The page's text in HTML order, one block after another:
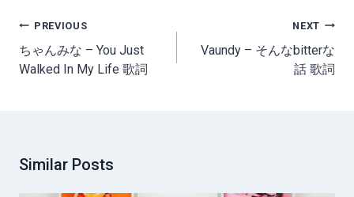
Post
navigation
PREVIOUS
ちゃんみな – You Just
Walked In My Life 歌詞
NEXT
Vaundy – そんなbitterな
話 歌詞
Similar Posts